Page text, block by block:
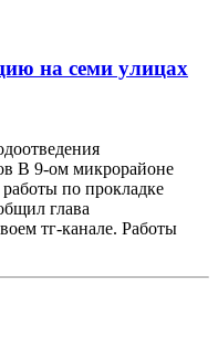
на семи улицах
В 9-ом микрорайоне
по прокладке
глава
тг-канале. Работы